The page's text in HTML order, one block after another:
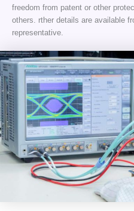
freedom from patent or other
others. rther details are available
representative.